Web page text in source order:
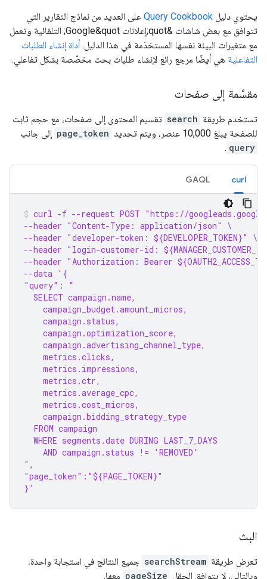
يحتوي دليل Query Cookbook على العديد من نماذج التقارير التي
تتوافق مع بعض شاشات &quot;إعلانات Google&quot; التلقائية وتعمل
مع متغيرات البيئة نفسها المستخدَمة في هذا الدليل.أداة إنشاء الطلبات
التفاعلية هي أيضًا مرجع رائع لإنشاء طلبات بحث مخصّصة بشكل تفاعلي.
مقسَّمة إلى صفحات
تستخدم طريقة search تقسيم المحتوى إلى صفحات، مع حجم ثابت
للصفحة يبلغ 10,000 عنصر، ويتم تحديد
page_token إلى جانب
query
.
curl
GAQL
curl -f --request POST "https://
--header "Content-Type: application/json" \
--header "developer-token: ${DEVELOPER_TOKEN}" \
--header "login-customer-id:
--header "Authorization: Bearer
--data '{
"query": "
  SELECT campaign.name,
    campaign_budget.amount_micros,
    campaign.status,
    campaign.optimization_score,
    campaign.advertising_channel_type,
    metrics.clicks,
    metrics.impressions,
    metrics.ctr,
    metrics.average_cpc,
    metrics.cost_micros,
    campaign.bidding_strategy_type
  FROM campaign
  WHERE segments.date DURING LAST_7_DAYS
    AND campaign.status != 'REMOVED'
",
"page_token":"${PAGE_TOKEN}"
}'
البث
تعرض طريقة searchStream جميع النتائج في استجابة واحدة،
وبالتالي، لا يتوافق الحقل pageSize معها.